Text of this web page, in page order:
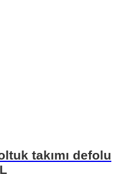
takımı defolu